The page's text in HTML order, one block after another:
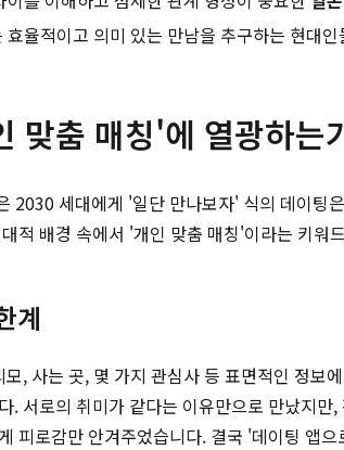
효율적이고 의미 있는 만남을 추구하는 현대
맞춤 매칭'에 열광하는
2030 세대에게 '일단 만나보자' 식의 데이
적 배경 속에서 '개인 맞춤 매칭'이라는 키워
계
, 사는 곳, 몇 가지 관심사 등 표면적인 정
. 서로의 취미가 같다는 이유만으로 만났지
피로감만 안겨주었습니다. 결국 '데이팅 앱